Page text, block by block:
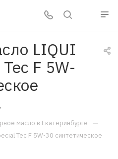
LIQUI
F 5W-
масло в Екатеринбурге —
Tec F 5W-30 синтетическое